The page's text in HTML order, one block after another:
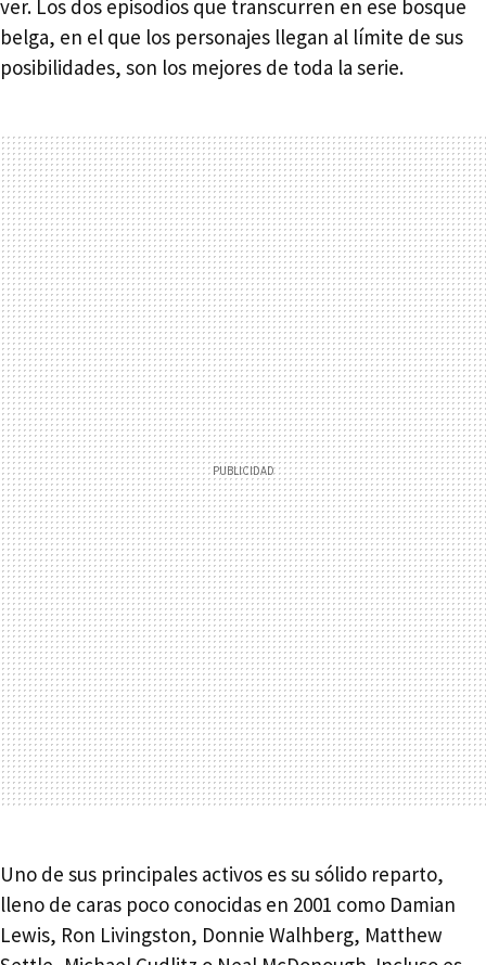
ver. Los dos episodios que transcurren en ese bosque
belga, en el que los personajes llegan al límite de sus
posibilidades, son los mejores de toda la serie.
Uno de sus principales activos es su sólido reparto,
lleno de caras poco conocidas en 2001 como Damian
Lewis, Ron Livingston, Donnie Walhberg, Matthew